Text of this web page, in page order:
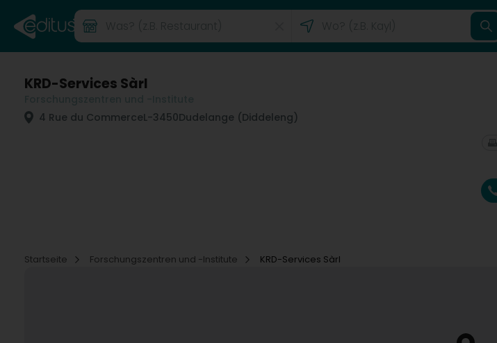
KRD-Services Sàrl
4 Rue du CommerceL-3450Dudelange (Diddeleng)
Startseite
Forschungszentren und -Institute KRD-Services Sàrl